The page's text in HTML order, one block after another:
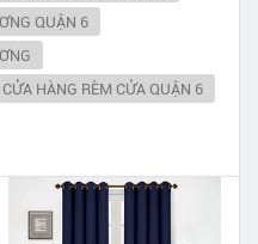
QUẬN 6
CỬA HÀNG RÈM CỬA QUẬN 6